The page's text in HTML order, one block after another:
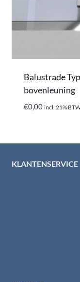
Balustrade
bovenleuning
€0,00 incl. 21%
KLANTENSERVICE